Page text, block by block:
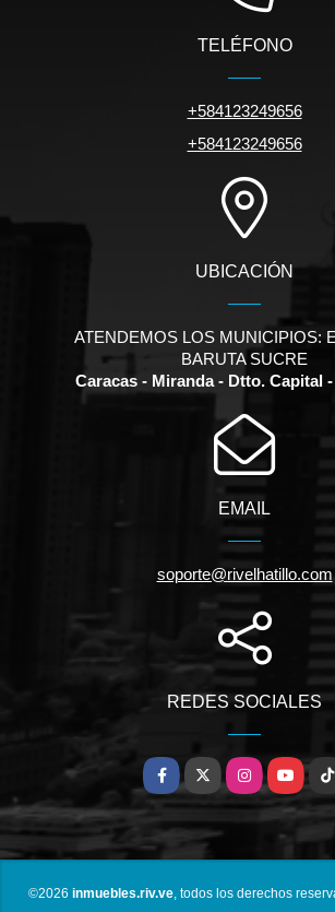
TELÉFONO
+584123249656
+584123249656
UBICACIÓN
ATENDEMOS LOS MUNICIPIOS:
BARUTA SUCRE
Caracas - Miranda - Dtto. Capital
EMAIL
soporte@rivelhatillo.com
REDES SOCIALES
Facebook
X InstagramYouTube
©2026 inmuebles.riv.ve, todos los derechos